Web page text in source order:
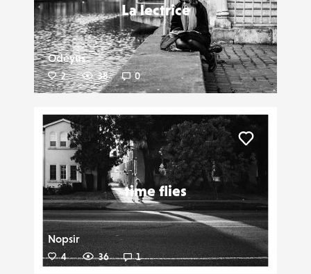
La lectrice
Odeyus
2 38 0
time flies
Nopsir
4 36 1